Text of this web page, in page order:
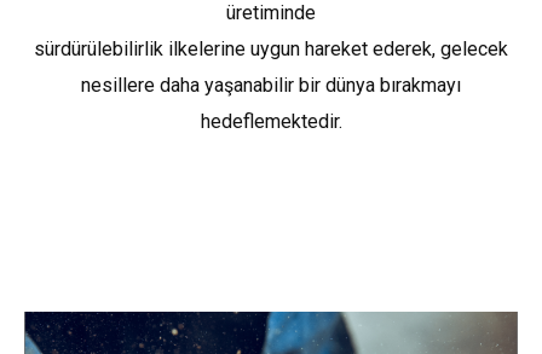
üretiminde
sürdürülebilirlik ilkelerine uygun hareket ederek, gelecek
nesillere daha yaşanabilir bir dünya bırakmayı
hedeflemektedir.